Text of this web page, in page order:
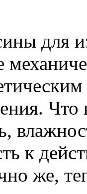
для
Что
к
же,